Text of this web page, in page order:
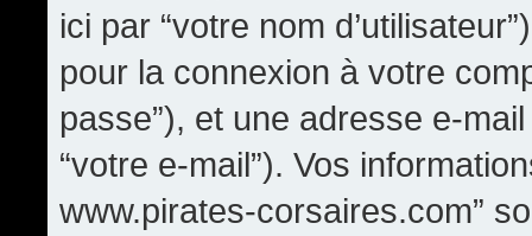
ici par “votre nom
pour la connexion à votre
passe”), et une adresse e-
“votre e-mail”). Vos
www.pirates-corsaires.com”